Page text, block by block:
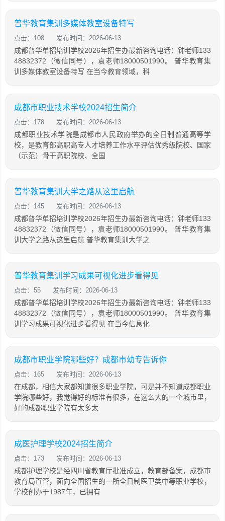
普华教育集训多媒体教室设备特写
点击：108 发布时间：2026-06-13
成都普华单招培训学校2026年招生办最新咨询电话：钟老师133
48832372（微信同号），袁老师18000501990。 普华教育集
训多媒体教室设备特写 在当今教育领域，科
成都市职业技术学校2024招生简介
点击：178 发布时间：2026-06-13
成都职业技术学院是成都市人民政府举办的全日制普通高等学
校，是教育部高职高专人才培养工作水平评估优秀级院校、国家
（示范）骨干高职院校、全国
普华教育集训大学之路从这里启航
点击：145 发布时间：2026-06-13
成都普华单招培训学校2026年招生办最新咨询电话：钟老师133
48832372（微信同号），袁老师18000501990。 普华教育集
训大学之路从这里启航 普华教育集训大学之
普华教育集训学习成果可视化进步看得见
点击：55 发布时间：2026-06-13
成都普华单招培训学校2026年招生办最新咨询电话：钟老师133
48832372（微信同号），袁老师18000501990。 普华教育集
训学习成果可视化进步看得见 在当今信息化
成都市职业学院哪些好？成都市幼专告诉你
点击：165 发布时间：2026-06-13
在成都，相信大家都知道很多职业学院，可是并不知道成都职业
学院哪些好，我觉得好的标准有很多，在这么大的一个城市里，
好的成都职业学院有太多太
成医护理学校2024招生简介
点击：173 发布时间：2026-06-13
成都护理学校是经四川省教育厅批准成立，教育部备案，成都市
教育局直管，面向全国招生的一所全日制医卫类中等职业学校，
学校创办于1987年，已拥有